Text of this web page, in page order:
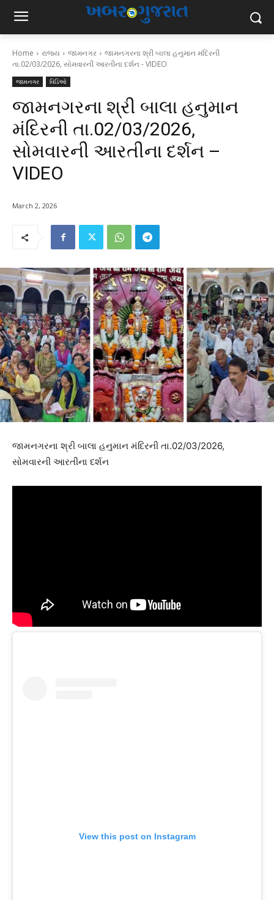
Home રાજ્ય જામનગર
જામનગરના શ્રી બાલા હનુમાન મંદિરની
તા.02/03/2026, સોમવારની આરતીના દર્શન - VIDEO
જામનગર વિડિઓ
જામનગરના શ્રી બાલા હનુમાન
મંદિરની તા.02/03/2026,
સોમવારની આરતીના દર્શન –
VIDEO
March 2, 2026
જામનગરના શ્રી બાલા હનુમાન મંદિરની તા.02/03/2026,
સોમવારની આરતીના દર્શન
View this post on Instagram